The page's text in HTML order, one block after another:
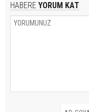
HABERE YORUM KAT